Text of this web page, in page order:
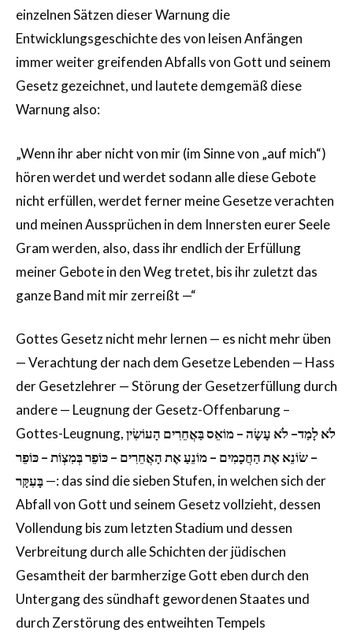
einzelnen Sätzen dieser Warnung die
Entwicklungsgeschichte des von leisen Anfängen
immer weiter greifenden Abfalls von Gott und seinem
Gesetz gezeichnet, und lautete demgemäß diese
Warnung also:
„Wenn ihr aber nicht von mir (im Sinne von „auf mich“)
hören werdet und werdet sodann alle diese Gebote
nicht erfüllen, werdet ferner meine Gesetze verachten
und meinen Aussprüchen in dem Innersten eurer Seele
Gram werden, also, dass ihr endlich der Erfüllung
meiner Gebote in den Weg tretet, bis ihr zuletzt das
ganze Band mit mir zerreißt —“
Gottes Gesetz nicht mehr lernen — es nicht mehr üben
— Verachtung der nach dem Gesetze Lebenden — Hass
der Gesetzlehrer — Störung der Gesetzerfüllung durch
andere — Leugnung der Gesetz-Offenbarung –
Gottes-Leugnung,לֹא לָמַד– לֹא עָשָׂה – מוֹאֵס בַּאֲחֵרִים הָעוֹשִׂין
– שׂוֹנֵא אֶת הַחֲכָמִים – מוֹנֵעַ אֶת הָאֲחֵרִים – כּוֹפֵר בְּמִצְוֹת – כּוֹפֵר
בָּעִקָּר—: das sind die sieben Stufen, in welchen sich der
Abfall von Gott und seinem Gesetz vollzieht, dessen
Vollendung bis zum letzten Stadium und dessen
Verbreitung durch alle Schichten der jüdischen
Gesamtheit der barmherzige Gott eben durch den
Untergang des sündhaft gewordenen Staates und
durch Zerstörung des entweihten Tempels